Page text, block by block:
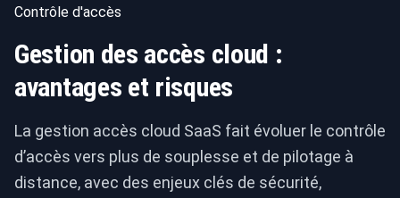
Contrôle d'accès
Gestion des accès cloud :
avantages et risques
La gestion accès cloud SaaS fait évoluer le contrôle
d’accès vers plus de souplesse et de pilotage à
distance, avec des enjeux clés de sécurité,